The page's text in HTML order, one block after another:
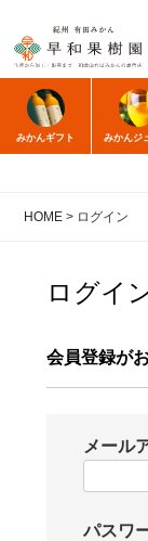
みかんギフト みかんジ
HOME ログイン
ログイ
会員登録が
メール
パスワ